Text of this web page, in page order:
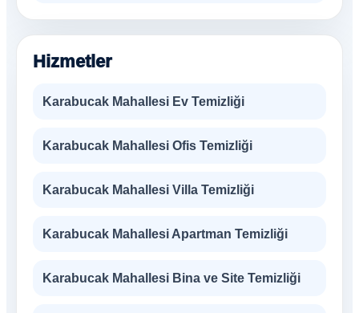
Hizmetler
Karabucak Mahallesi Ev Temizliği
Karabucak Mahallesi Ofis Temizliği
Karabucak Mahallesi Villa Temizliği
Karabucak Mahallesi Apartman Temizliği
Karabucak Mahallesi Bina ve Site Temizliği